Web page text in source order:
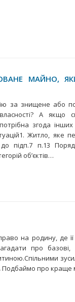
МАЙНО,
за знищене або
А якщо
згода інших
Житло, яке
підп.7 п.13
об’єктів…
на родину, де
про базові,
Подбаймо про краще